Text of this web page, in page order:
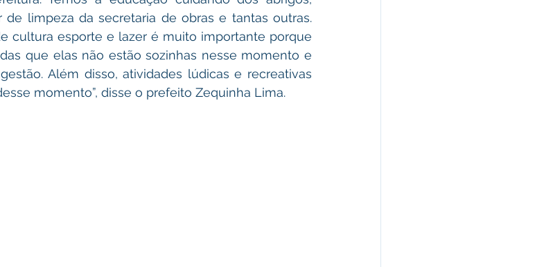
limpeza da secretaria de obras e tantas outras.
cultura esporte e lazer é muito importante porque
que elas não estão sozinhas nesse momento e
Além disso, atividades lúdicas e recreativas
momento”, disse o prefeito Zequinha Lima.